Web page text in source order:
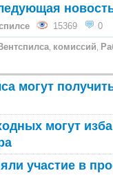
15369
0
комиссий
могут
могут
участие в